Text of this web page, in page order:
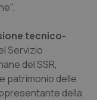
tecnico-
Servizio
del SSR,
patrimonio delle
della